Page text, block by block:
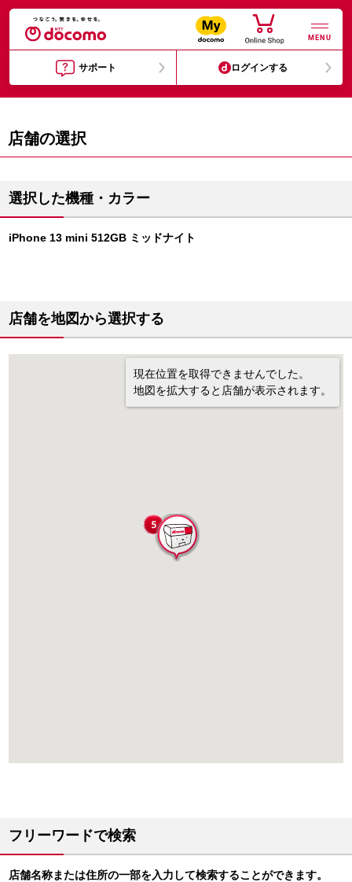
MENU
サポート ログインする
店舗の選択
選択した機種・カラー
iPhone 13 mini 512GB ミッドナイト
店舗を地図から選択する
現在位置を取得できませんでした。
地図を拡大すると店舗が表示されます。
フリーワードで検索
店舗名称または住所の一部を入力して検索することができます。